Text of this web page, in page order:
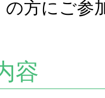
の方にご参
容